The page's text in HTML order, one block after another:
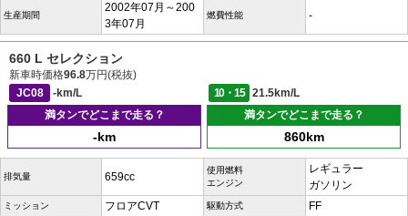
生産期間
2002年07月～200
3年07月
燃費性能 -
660 L セレクション
新車時価格96.8万円(税抜)
JC08
-km/L 10・15
21.5km/L
満タンでどこまで走る？
-km
満タンでどこまで走る？
860km
排気量 659cc
使用燃料
エンジン
レギュラー
ガソリン
ミッション フロアCVT 駆動方式 FF